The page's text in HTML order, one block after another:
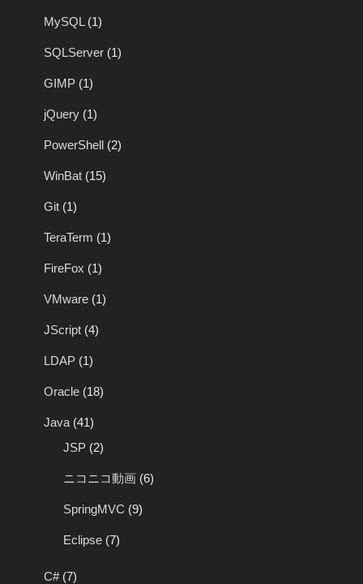
MySQL (1)
SQLServer (1)
GIMP (1)
jQuery (1)
PowerShell (2)
WinBat (15)
Git (1)
TeraTerm (1)
FireFox (1)
VMware (1)
JScript (4)
LDAP (1)
Oracle (18)
Java (41)
JSP (2)
ニコニコ動画 (6)
SpringMVC (9)
Eclipse (7)
C#(7)